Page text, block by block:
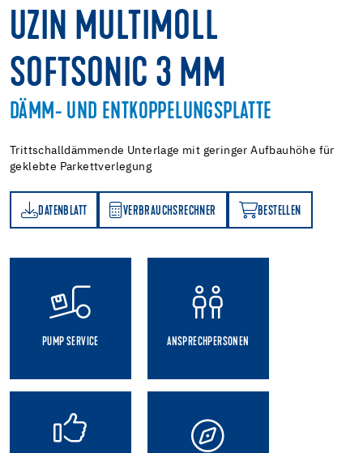
UZIN MULTIMOLL
SOFTSONIC 3 MM
DÄMM- UND ENTKOPPELUNGSPLATTE
Trittschalldämmende Unterlage mit geringer Aufbauhöhe für
geklebte Parkettverlegung
DATENBLATT VERBRAUCHSRECHNER BESTELLEN
BESTELLEN
PUMP SERVICE ANSPRECHPERSONEN